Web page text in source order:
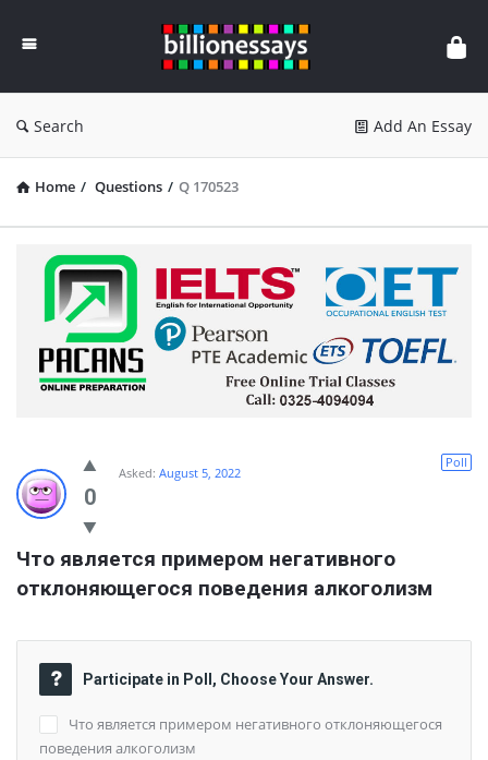
Essays
Search Add An Essay
Home / Questions / Q 170523
0
Poll
Asked: August 5, 2022
Что является примером негативного
отклоняющегося поведения алкоголизм
Participate in Poll, Choose Your Answer.
Что является примером негативного отклоняющегося
поведения алкоголизм